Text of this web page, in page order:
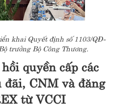
khai Quyết định số 1103/QĐ-
trưởng Bộ Công Thương.
quyền cấp các
CNM và đăng
từ VCCI